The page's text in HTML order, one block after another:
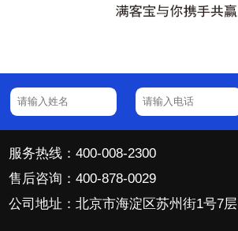
服务热线：400-008-2300
售后咨询：400-878-0029
公司地址：北京市海淀区苏州街1号7层